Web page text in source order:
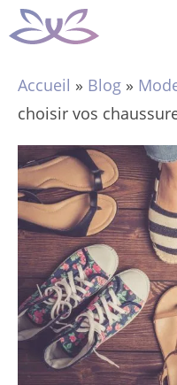
Aller
au
Accueil » Blog »
choisir vos